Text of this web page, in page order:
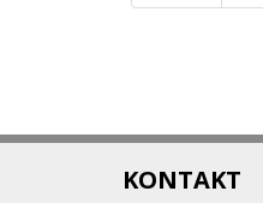
KONTAKT